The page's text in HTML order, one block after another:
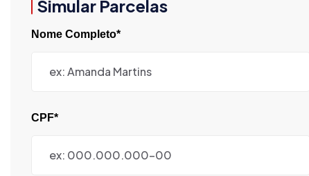
Simular Parcelas
Nome Completo*
CPF*